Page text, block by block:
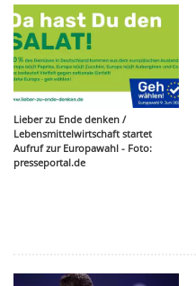
Lieber zu Ende denken /
Lebensmittelwirtschaft startet
Aufruf zur Europawahl - Foto:
presseportal.de